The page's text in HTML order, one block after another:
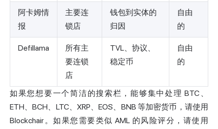
阿卡姆情
报
主要连
锁店
钱包到实体的
归因
自由
的
Defillama
所有主
要连锁
店
TVL、协议、
稳定币
自由
的
如果您想要一个简洁的搜索栏，能够集中处理 BTC、
ETH、BCH、LTC、XRP、EOS、BNB 等加密货币，请使用
Blockchair。如果您需要类似 AML 的风险评分，请使用